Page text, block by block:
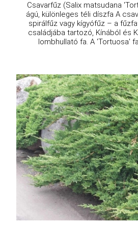
Csavarfűz (Salix matsudana
ágú, különleges téli díszfa A
spirálfűz vagy kígyófűz – a
családjába tartozó, Kínából és
lombhullató fa. A 'Tortuosa'